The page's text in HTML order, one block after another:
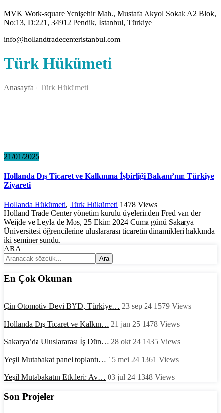
MVK Work-square Yenişehir Mah., Mustafa Akyol Sokak A2 Blok,
No:13, D:221, 34912 Pendik, İstanbul, Türkiye
info@hollandtradecenteristanbul.com
Türk Hükümeti
Anasayfa › Türk Hükümeti
21/01/2025
Hollanda Dış Ticaret ve Kalkınma İşbirliği Bakanı’nın Türkiye
Ziyareti
Hollanda Hükümeti, Türk Hükümeti 1478 Views
Holland Trade Center yönetim kurulu üyelerinden Fred van der
Weijde ve Leyla de Mos, 25 Ekim 2024 Cuma günü Sakarya
Üniversitesi öğrencilerine uluslararası ticaretin dinamikleri hakkında
iki seminer sundu.
ARA
Ara
En Çok Okunan
Çin Otomotiv Devi BYD, Türkiye… 23 sep 24 1579 Views
Hollanda Dış Ticaret ve Kalkın… 21 jan 25 1478 Views
Sakarya’da Uluslararası İş Dün… 28 okt 24 1435 Views
Yeşil Mutabakat panel toplantı… 15 mei 24 1361 Views
Yeşil Mutabakatın Etkileri: Av… 03 jul 24 1348 Views
Son Projeler